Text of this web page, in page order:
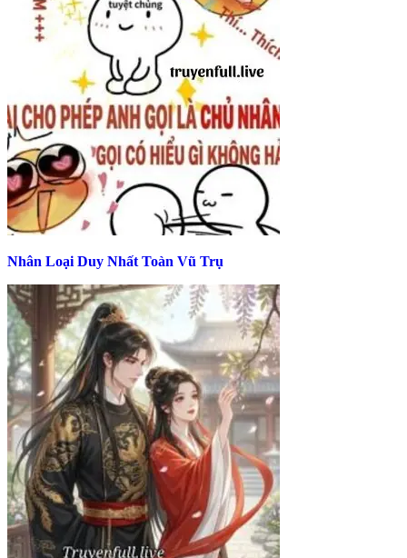
Nhân Loại Duy Nhất Toàn Vũ Trụ